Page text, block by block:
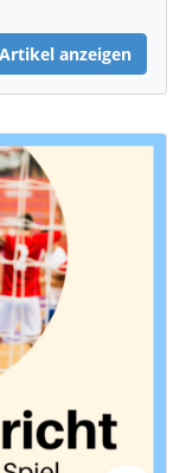
Artikel anzeigen